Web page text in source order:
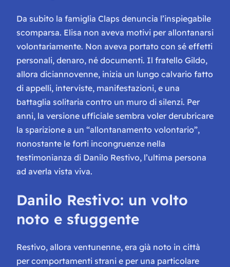
Da subito la famiglia Claps denuncia l’inspiegabile
scomparsa. Elisa non aveva motivi per allontanarsi
volontariamente. Non aveva portato con sé effetti
personali, denaro, né documenti. Il fratello Gildo,
allora diciannovenne, inizia un lungo calvario fatto
di appelli, interviste, manifestazioni, e una
battaglia solitaria contro un muro di silenzi. Per
anni, la versione ufficiale sembra voler derubricare
la sparizione a un “allontanamento volontario”,
nonostante le forti incongruenze nella
testimonianza di Danilo Restivo, l’ultima persona
ad averla vista viva.
Danilo Restivo: un volto
noto e sfuggente
Restivo, allora ventunenne, era già noto in città
per comportamenti strani e per una particolare